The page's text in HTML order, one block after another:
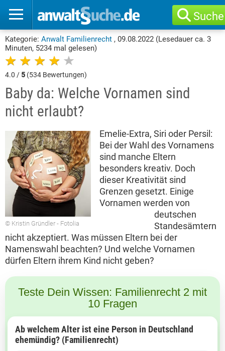
Suche
Kategorie: Anwalt Familienrecht , 09.08.2022 (Lesedauer ca. 3
Minuten, 5234 mal gelesen)
4.0 / 5 (534 Bewertungen)
Baby da: Welche Vornamen sind
nicht erlaubt?
© Kristin Gründler - Fotolia
Emelie-Extra, Siri oder Persil:
Bei der Wahl des Vornamens
sind manche Eltern
besonders kreativ. Doch
dieser Kreativität sind
Grenzen gesetzt. Einige
Vornamen werden von
deutschen
Standesämtern
nicht akzeptiert. Was müssen Eltern bei der
Namenswahl beachten? Und welche Vornamen
dürfen Eltern ihrem Kind nicht geben?
Teste Dein Wissen: Familienrecht 2 mit
10 Fragen
Ab welchem Alter ist eine Person in Deutschland
ehemündig? (Familienrecht)